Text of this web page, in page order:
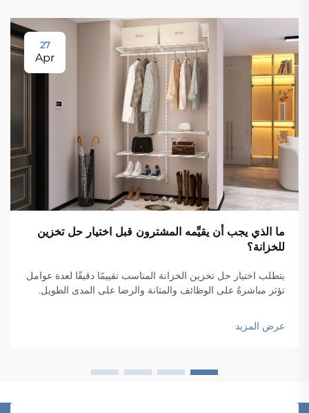
27
Apr
ما الذي يجب أن يقيِّمه المشترون قبل اختيار حل تخزين
للخزانة؟
يتطلب اختيار حل تخزين الخزانة المناسب تقييمًا دقيقًا لعدة عوامل
تؤثر مباشرةً على الوظائف والمتانة والرضا على المدى الطويل.
دون إجراء تقييمٍ مناسب أخطاءً مكلفةً...
عرض المزيد